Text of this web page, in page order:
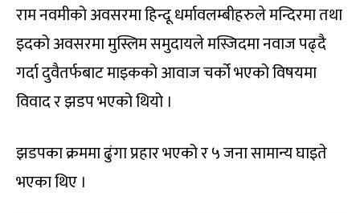
राम नवमीको अवसरमा हिन्दू धर्मावलम्बीहरुले मन्दिरमा तथा
इदको अवसरमा मुस्लिम समुदायले मस्जिदमा नवाज पढ्दै
गर्दा दुवैतर्फबाट माइकको आवाज चर्को भएको विषयमा
विवाद र झडप भएको थियो ।
झडपका क्रममा ढुंगा प्रहार भएको र ५ जना सामान्य घाइते
भएका थिए ।